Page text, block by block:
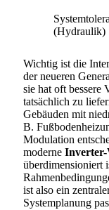
(Hydraulik)
Wichtig ist die
der neueren
sie hat oft bessere
tatsächlich zu
Gebäuden mit
B.
Modulation
moderne Inverter-
überdimensioniert
ist also ein
Systemplanung